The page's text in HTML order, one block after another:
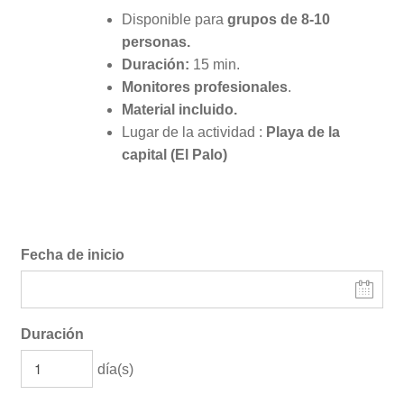
Disponible para grupos de 8-10
personas.
Duración: 15 min.
Monitores profesionales.
Material incluido.
Lugar de la actividad : Playa de la
capital (El Palo)
Fecha de inicio
Duración
día(s)